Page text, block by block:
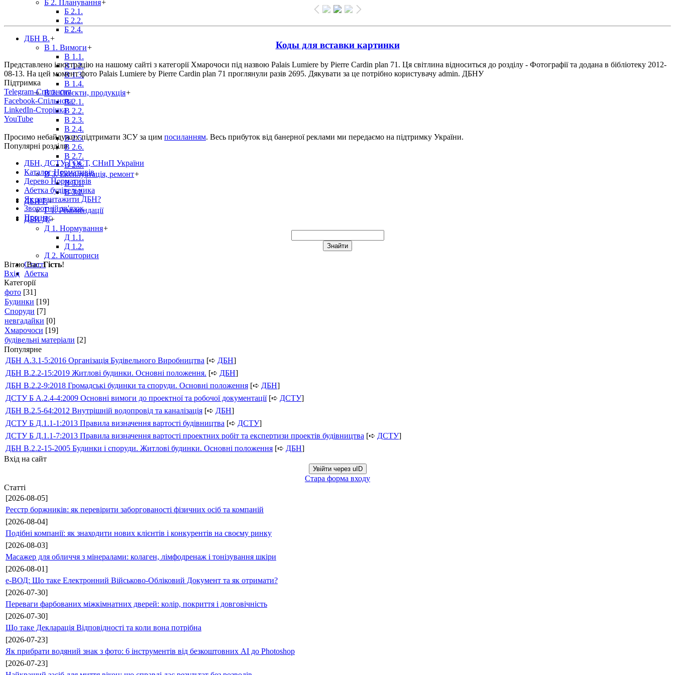
Б 2. Планування+
Б 2.1.
Б 2.2.
Б 2.4.
ДБН В.+
В 1. Вимоги+
В 1.1.
В 1.2.
В 1.3.
В 1.4.
В 2. Об'єкти, продукція+
В 2.1.
В 2.2.
В 2.3.
В 2.4.
В 2.5.
В 2.6.
В 2.7.
В 2.8.
В 3. Експлуатація, ремонт+
В 3.1.
В 3.2.
ДБН Г.+
Г 1. Рекомендації
ДБН Д.+
Д 1. Нормування+
Д 1.1.
Д 1.2.
Д 2. Кошториси
Статті
Абетка
Коды для вставки картинки
Представлено ілюстрацію на нашому сайті з категорії Хмарочоси під назвою Palais Lumiere by Pierre Cardin plan 71. Ця світлина відноситься до розділу - Фотографії та додана в бібліотеку 2012-
08-13. На цей момент фото Palais Lumiere by Pierre Cardin plan 71 проглянули разів 2695. Дякувати за це потрібно користувачу admin. ДБНУ
Підтримка
Telegram-Спільнота
Facebook-Спільнота
LinkedIn-Сторінка
YouTube
Просимо небайдужих підтримати ЗСУ за цим посиланням. Весь прибуток від банерної реклами ми передаємо на підтримку України.
Популярні розділи
ДБН, ДСТУ, ГОСТ, СНиП України
Каталог Нормативів
Дерево Нормативів
Абетка будівельника
Як завантажити ДБН?
Зворотній зв'язок
Про нас
Вітаю Вас,Гість!
Вхід
Категорії
фото [31]
Будинки [19]
Споруди [7]
невгадайки [0]
Хмарочоси [19]
будівельні матеріали [2]
Популярне
ДБН А.3.1-5:2016 Організація Будівельного Виробництва [➪ ДБН]
ДБН В.2.2-15:2019 Житлові будинки. Основні положення. [➪ ДБН]
ДБН В.2.2-9:2018 Громадські будинки та споруди. Основні положення [➪ ДБН]
ДСТУ Б А.2.4-4:2009 Основні вимоги до проектної та робочої документації[➪ ДСТУ]
ДБН В.2.5-64:2012 Внутрішній водопровід та каналізація [➪ ДБН]
ДСТУ Б Д.1.1-1:2013 Правила визначення вартості будівництва [➪ ДСТУ]
ДСТУ Б Д.1.1-7:2013 Правила визначення вартості проектних робіт та експертизи проектів будівництва [➪ ДСТУ]
ДБН В.2.2-15-2005 Будинки і споруди. Житлові будинки. Основні положення [➪ ДБН]
Вхід на сайт
Увійти через uID
Стара форма входу
Статті
[2026-08-05]
Реєстр боржників: як перевірити заборгованості фізичних осіб та компаній
[2026-08-04]
Подібні компанії: як знаходити нових клієнтів і конкурентів на своєму ринку
[2026-08-03]
Масажер для обличчя з мінералами: колаген, лімфодренаж і тонізування шкіри
[2026-08-01]
е-ВОД: Що таке Електронний Військово-Обліковий Документ та як отримати?
[2026-07-30]
Переваги фарбованих міжкімнатних дверей: колір, покриття і довговічність
[2026-07-30]
Що таке Декларація Відповідності та коли вона потрібна
[2026-07-23]
Як прибрати водяний знак з фото: 6 інструментів від безкоштовних AI до Photoshop
[2026-07-23]